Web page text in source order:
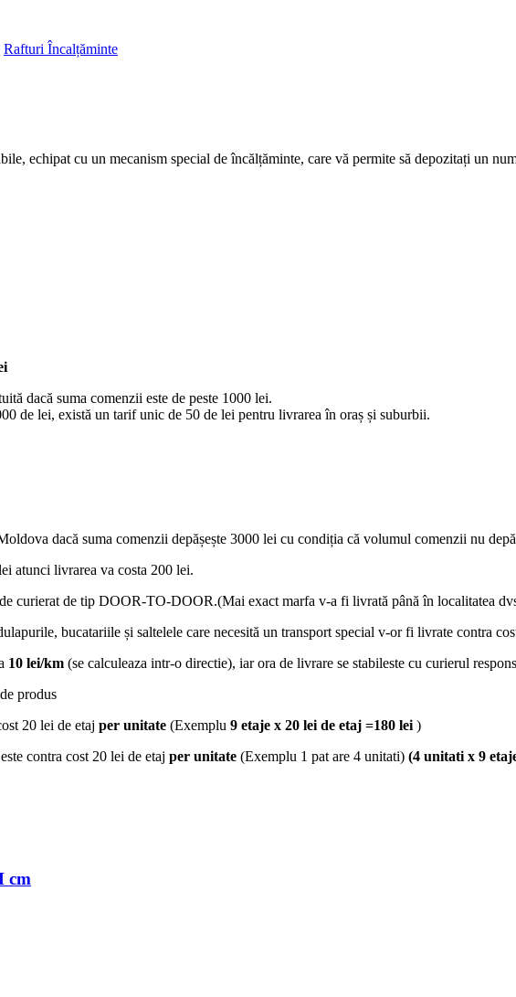
Rafturi Încalțăminte
echipat cu un mecanism special de încălțăminte, care vă permite să depozitați un
dacă suma comenzii este de peste 1000 lei.
de lei, există un tarif unic de 50 de lei pentru livrarea în oraș și suburbii.
dacă suma comenzii depășește 3000 lei cu condiția că volumul comenzii nu
atunci livrarea va costa 200 lei.
curierat de tip DOOR-TO-DOOR.(Mai exact marfa v-a fi livrată până în localitatea
bucatariile și saltelele care necesită un transport special v-or fi livrate contra
10 lei/km (se calculeaza intr-o directie), iar ora de livrare se stabileste cu curierul
produs
20 lei de etaj per unitate (Exemplu 9 etaje x 20 lei de etaj =180 lei )
este contra cost 20 lei de etaj per unitate (Exemplu 1 pat are 4 unitati) (4 unitati x 9
cm